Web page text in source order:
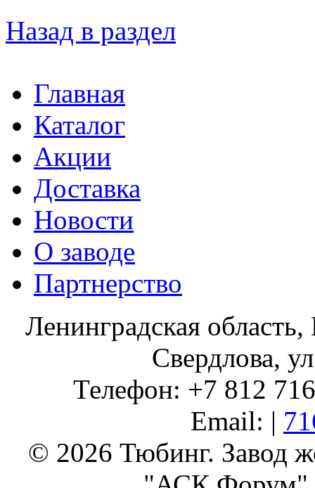
Назад в раздел
Главная
Каталог
Акции
Доставка
Новости
О заводе
Партнерство
Ленинградская
Свердлова,
Телефон: +7 812
Email: |
© 2026 Тюбинг. Завод